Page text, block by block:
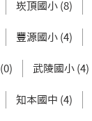
崁頂國小 (8)
豐源國小 (4)
武陵國小 (4)
知本國中 (4)